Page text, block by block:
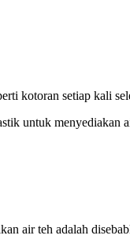
kotoran setiap kali
untuk menyediakan
air teh adalah